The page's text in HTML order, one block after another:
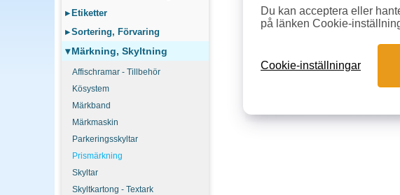
▸ Etiketter
▸Sortering, Förvaring
▾Märkning, Skyltning
Affischramar - Tillbehör
Kösystem
Märkband
Märkmaskin
Parkeringsskyltar
Prismärkning
Skyltar
Skyltkartong - Textark
Du kan acceptera eller
på länken Cookie-
Cookie-inställningar